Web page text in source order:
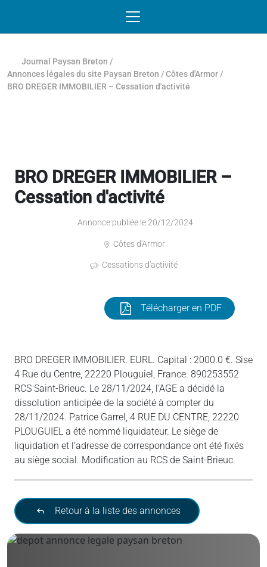
Journal Paysan Breton /
Annonces légales du site Paysan Breton /Côtes d'Armor /
BRO DREGER IMMOBILIER – Cessation d'activité
BRO DREGER IMMOBILIER –
Cessation d'activité
Annonce publiée le 20/12/2024
Côtes d'Armor
Cessations d'activité
Télécharger en PDF
BRO DREGER IMMOBILIER. EURL. Capital : 2000.0 €. Sise
4 Rue du Centre, 22220 Plouguiel, France. 890253552
RCS Saint-Brieuc. Le 28/11/2024, l’AGE a décidé la
dissolution anticipée de la société à compter du
28/11/2024. Patrice Garrel, 4 RUE DU CENTRE, 22220
PLOUGUIEL a été nommé liquidateur. Le siège de
liquidation et l’adresse de correspondance ont été fixés
au siège social. Modification au RCS de Saint-Brieuc.
Retour à la liste des annonces